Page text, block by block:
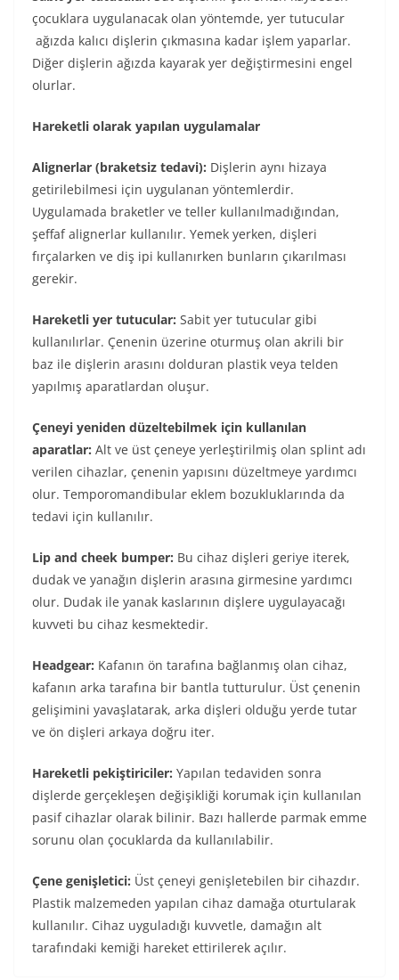
çocuklara uygulanacak olan yöntemde, yer tutucular
ağızda kalıcı dişlerin çıkmasına kadar işlem yaparlar.
Diğer dişlerin ağızda kayarak yer değiştirmesini engel
olurlar.
Hareketli olarak yapılan uygulamalar
Alignerlar (braketsiz tedavi): Dişlerin aynı hizaya
getirilebilmesi için uygulanan yöntemlerdir.
Uygulamada braketler ve teller kullanılmadığından,
şeffaf alignerlar kullanılır. Yemek yerken, dişleri
fırçalarken ve diş ipi kullanırken bunların çıkarılması
gerekir.
Hareketli yer tutucular: Sabit yer tutucular gibi
kullanılırlar. Çenenin üzerine oturmuş olan akrili bir
baz ile dişlerin arasını dolduran plastik veya telden
yapılmış aparatlardan oluşur.
Çeneyi yeniden düzeltebilmek için kullanılan
aparatlar: Alt ve üst çeneye yerleştirilmiş olan splint adı
verilen cihazlar, çenenin yapısını düzeltmeye yardımcı
olur. Temporomandibular eklem bozukluklarında da
tedavi için kullanılır.
Lip and cheek bumper: Bu cihaz dişleri geriye iterek,
dudak ve yanağın dişlerin arasına girmesine yardımcı
olur. Dudak ile yanak kaslarının dişlere uygulayacağı
kuvveti bu cihaz kesmektedir.
Headgear: Kafanın ön tarafına bağlanmış olan cihaz,
kafanın arka tarafına bir bantla tutturulur. Üst çenenin
gelişimini yavaşlatarak, arka dişleri olduğu yerde tutar
ve ön dişleri arkaya doğru iter.
Hareketli pekiştiriciler: Yapılan tedaviden sonra
dişlerde gerçekleşen değişikliği korumak için kullanılan
pasif cihazlar olarak bilinir. Bazı hallerde parmak emme
sorunu olan çocuklarda da kullanılabilir.
Çene genişletici: Üst çeneyi genişletebilen bir cihazdır.
Plastik malzemeden yapılan cihaz damağa oturtularak
kullanılır. Cihaz uyguladığı kuvvetle, damağın alt
tarafındaki kemiği hareket ettirilerek açılır.